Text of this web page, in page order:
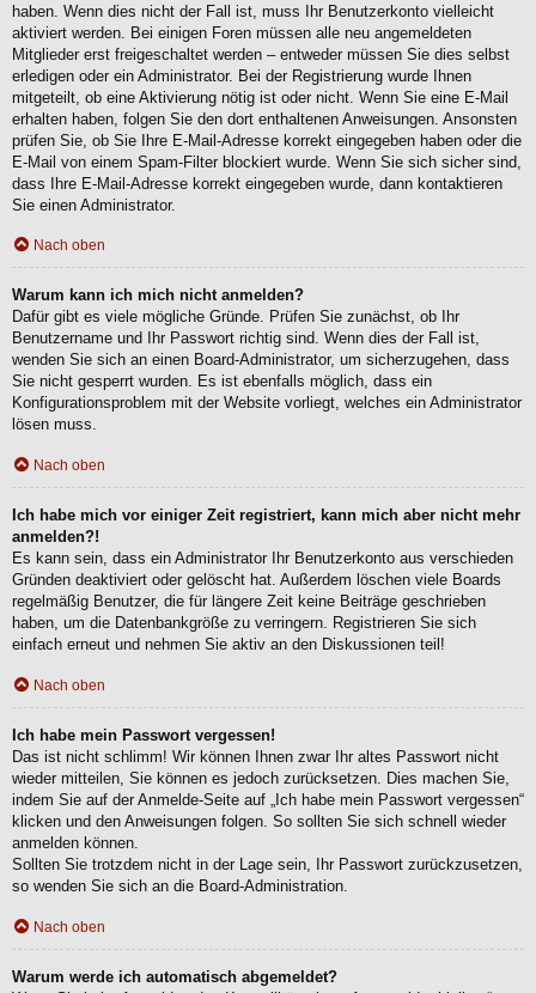
haben. Wenn dies nicht der Fall ist, muss Ihr Benutzerkonto vielleicht
aktiviert werden. Bei einigen Foren müssen alle neu angemeldeten
Mitglieder erst freigeschaltet werden – entweder müssen Sie dies selbst
erledigen oder ein Administrator. Bei der Registrierung wurde Ihnen
mitgeteilt, ob eine Aktivierung nötig ist oder nicht. Wenn Sie eine E-Mail
erhalten haben, folgen Sie den dort enthaltenen Anweisungen. Ansonsten
prüfen Sie, ob Sie Ihre E-Mail-Adresse korrekt eingegeben haben oder die
E-Mail von einem Spam-Filter blockiert wurde. Wenn Sie sich sicher sind,
dass Ihre E-Mail-Adresse korrekt eingegeben wurde, dann kontaktieren
Sie einen Administrator.
Nach oben
Warum kann ich mich nicht anmelden?
Dafür gibt es viele mögliche Gründe. Prüfen Sie zunächst, ob Ihr
Benutzername und Ihr Passwort richtig sind. Wenn dies der Fall ist,
wenden Sie sich an einen Board-Administrator, um sicherzugehen, dass
Sie nicht gesperrt wurden. Es ist ebenfalls möglich, dass ein
Konfigurationsproblem mit der Website vorliegt, welches ein Administrator
lösen muss.
Nach oben
Ich habe mich vor einiger Zeit registriert, kann mich aber nicht mehr
anmelden?!
Es kann sein, dass ein Administrator Ihr Benutzerkonto aus verschieden
Gründen deaktiviert oder gelöscht hat. Außerdem löschen viele Boards
regelmäßig Benutzer, die für längere Zeit keine Beiträge geschrieben
haben, um die Datenbankgröße zu verringern. Registrieren Sie sich
einfach erneut und nehmen Sie aktiv an den Diskussionen teil!
Nach oben
Ich habe mein Passwort vergessen!
Das ist nicht schlimm! Wir können Ihnen zwar Ihr altes Passwort nicht
wieder mitteilen, Sie können es jedoch zurücksetzen. Dies machen Sie,
indem Sie auf der Anmelde-Seite auf „Ich habe mein Passwort vergessen“
klicken und den Anweisungen folgen. So sollten Sie sich schnell wieder
anmelden können.
Sollten Sie trotzdem nicht in der Lage sein, Ihr Passwort zurückzusetzen,
so wenden Sie sich an die Board-Administration.
Nach oben
Warum werde ich automatisch abgemeldet?